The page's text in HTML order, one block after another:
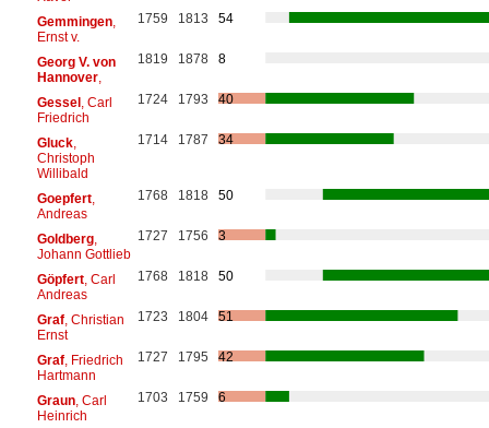
Gemmingen,
Ernst v.
1759 1813 54
Georg V. von
Hannover,
1819 1878 8
Gessel, Carl
Friedrich
1724 1793 40
Gluck,
Christoph
Willibald
1714 1787 34
Goepfert,
Andreas
1768 1818 50
Goldberg,
Johann Gottlieb
1727 1756 3
Göpfert, Carl
Andreas
1768 1818 50
Graf, Christian
Ernst
1723 1804 51
Graf, Friedrich
Hartmann
1727 1795 42
Graun, Carl
Heinrich
1703 1759 6